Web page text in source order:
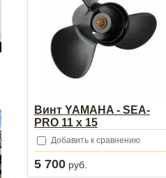
Винт YAMAHA - SEA-
PRO 11 х 15
Добавить к сравнению
5 700 руб.